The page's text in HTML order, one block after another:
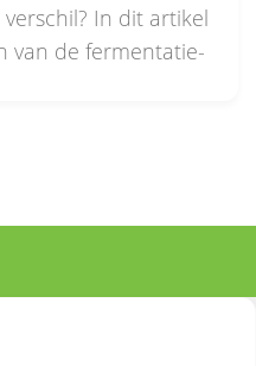
In dit artikel
van de fermentatie-